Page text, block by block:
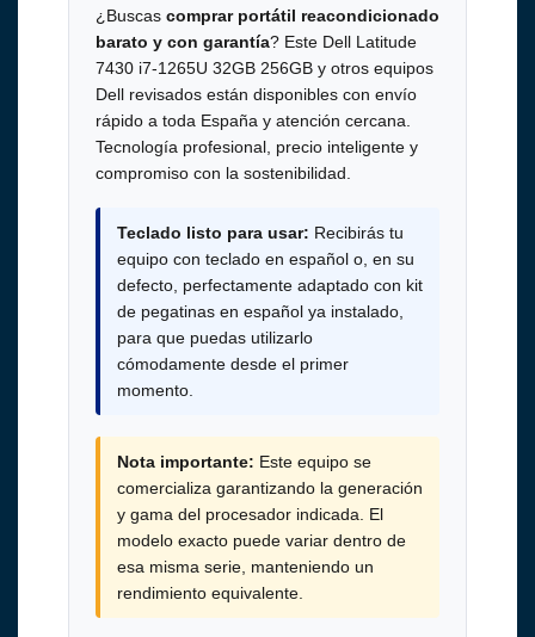
¿Buscas comprar portátil reacondicionado
barato y con garantía? Este Dell Latitude
7430 i7-1265U 32GB 256GB y otros equipos
Dell revisados están disponibles con envío
rápido a toda España y atención cercana.
Tecnología profesional, precio inteligente y
compromiso con la sostenibilidad.
Teclado listo para usar: Recibirás tu
equipo con teclado en español o, en su
defecto, perfectamente adaptado con kit
de pegatinas en español ya instalado,
para que puedas utilizarlo
cómodamente desde el primer
momento.
Nota importante: Este equipo se
comercializa garantizando la generación
y gama del procesador indicada. El
modelo exacto puede variar dentro de
esa misma serie, manteniendo un
rendimiento equivalente.